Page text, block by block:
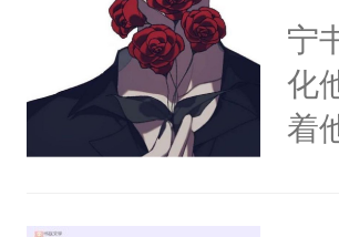
宁
化
着